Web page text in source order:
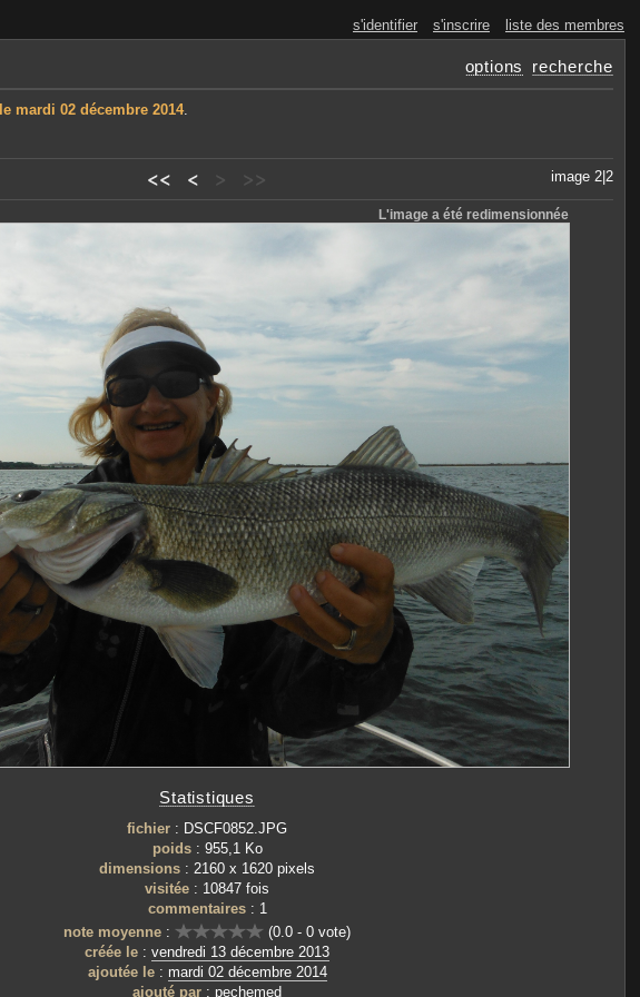
s'identifier s'inscrire liste des membres
options recherche
le mardi 02 décembre 2014.
image 2|2
<< < > >>
L'image a été redimensionnée
Statistiques
fichier : DSCF0852.JPG
poids: 955,1 Ko
dimensions : 2160 x 1620 pixels
visitée : 10847 fois
commentaires: 1
note moyenne :
(0.0 - 0 vote)
créée le : vendredi 13 décembre 2013
ajoutée le: mardi 02 décembre 2014
ajouté par : pechemed